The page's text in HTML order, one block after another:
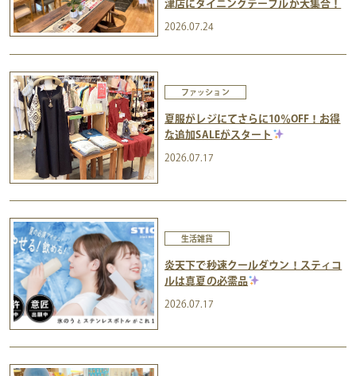
津店にダイニングテーブルが大集合！
2026.07.24
ファッション
夏服がレジにてさらに10％OFF！お得
な追加SALEがスタート
2026.07.17
生活雑貨
炎天下で秒速クールダウン！スティコ
ルは真夏の必需品
2026.07.17